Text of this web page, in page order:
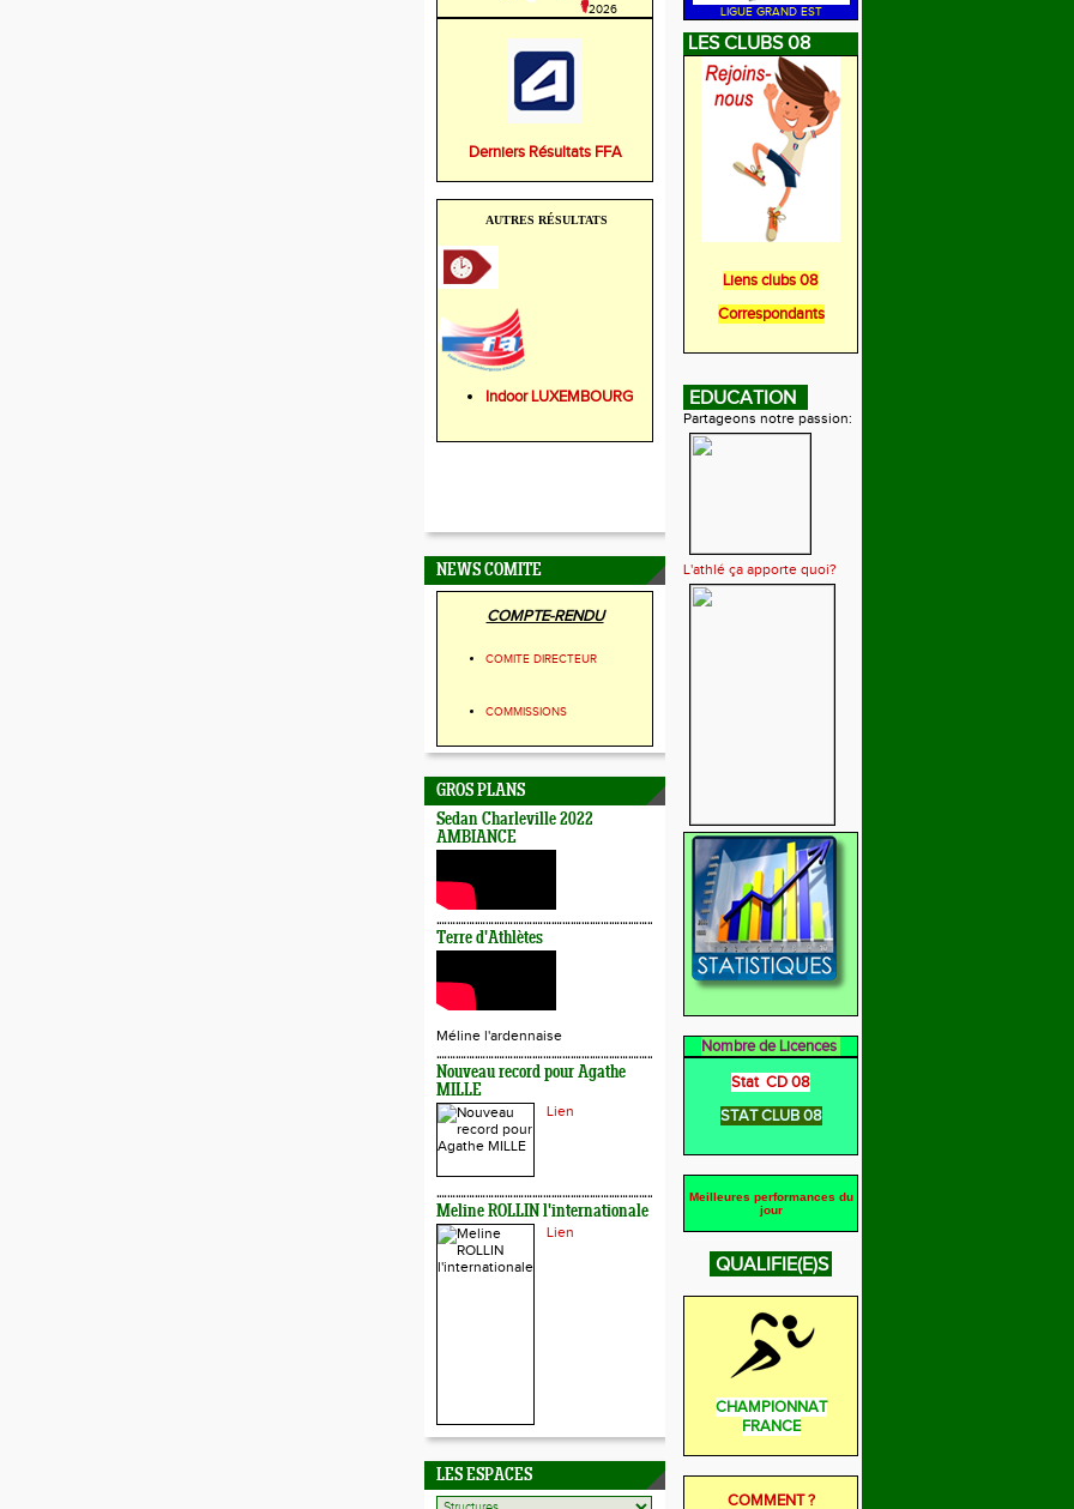
2026
Derniers Résultats FFA
AUTRES RÉSULTATS
Indoor LUXEMBOURG
NEWS COMITE
COMPTE-RENDU
COMITE DIRECTEUR
COMMISSIONS
GROS PLANS
Sedan Charleville 2022
AMBIANCE
Terre d'Athlètes
Méline l'ardennaise
Nouveau record pour Agathe
MILLE
Lien
Meline ROLLIN l'internationale
Lien
LES ESPACES
LIGUE GRAND EST
LES CLUBS 08
Liens clubs 08
Correspondants
EDUCATION
Partageons notre passion:
L'athlé ça apporte quoi?
Nombre de Licences
Stat CD 08
STAT CLUB 08
Meilleures performances du
jour
QUALIFIE(E)S
CHAMPIONNAT
FRANCE
COMMENT ?